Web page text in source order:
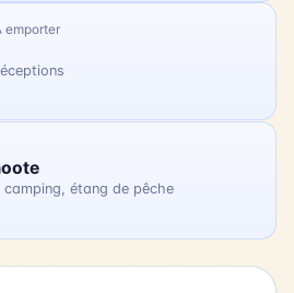
emporter
camping, étang de pêche